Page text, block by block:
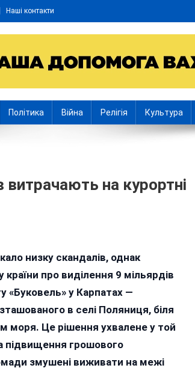
Наші контакти
Політика Війна Релігія Культура
витрачають на курортні
низку скандалів, однак
про виділення 9 мільярдів
«Буковель» у Карпатах —
в селі Поляниця, біля
моря. Це рішення ухвалене у той
підвищення грошового
змушені виживати на межі